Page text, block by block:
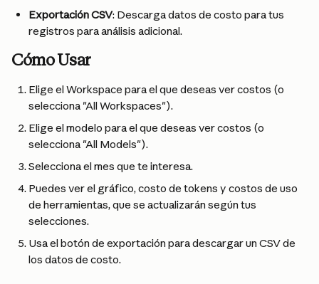
Exportación CSV: Descarga datos de costo para tus
registros para análisis adicional.
Cómo Usar
Elige el Workspace para el que deseas ver costos (o
selecciona "All Workspaces").
Elige el modelo para el que deseas ver costos (o
selecciona "All Models").
Selecciona el mes que te interesa.
Puedes ver el gráfico, costo de tokens y costos de uso
de herramientas, que se actualizarán según tus
selecciones.
Usa el botón de exportación para descargar un CSV de
los datos de costo.